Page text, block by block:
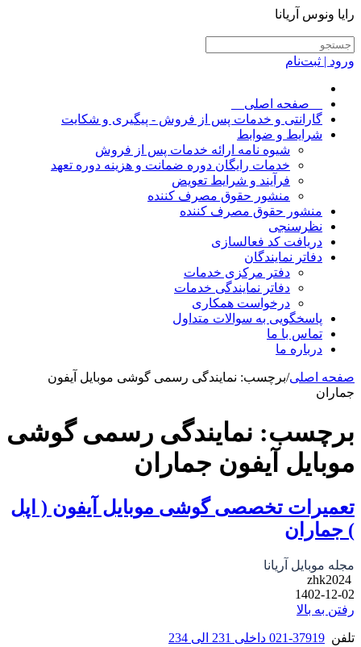
رایا ونوس آریانا
ورود | ثبت‌نام
__صفحه اصلی__
گارانتی و خدمات پس از فروش - پیگیری و شکایت
شرایط و ضوابط
شیوه نامه ارائه خدمات پس از فروش
خدمات رایگان دوره ضمانت و هزینه دوره تعهد
فرآیند و شرایط تعویض
منشور حقوق مصرف کننده
منشور حقوق مصرف کننده
نظرسنجی
دریافت کد فعالسازی
دفاتر نمایندگان
دفتر مرکزی خدمات
دفاتر نمایندگی خدمات
درخواست همکاری
پاسخگویی به سوالات متداول
تماس با ما
درباره ما
صفحه اصلی/برچسب: نمایندگی رسمی گوشی موبایل آیفون
جماران
برچسب: نمایندگی رسمی گوشی
موبایل آیفون جماران
تعمیرات تخصصی گوشی موبایل آیفون ( اپل
) جماران
مجله موبایل آریانا
1402-12-02
رفتن به بالا
تلفن 37919-021 داخلی 231 الی 234